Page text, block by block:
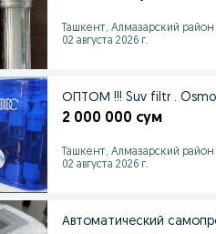
Ташкент, Алмазарский район
02 августа 2026 г.
ОПТОМ !!! Suv filtr .
2 000 000 сум
Ташкент, Алмазарский район
02 августа 2026 г.
Автоматический